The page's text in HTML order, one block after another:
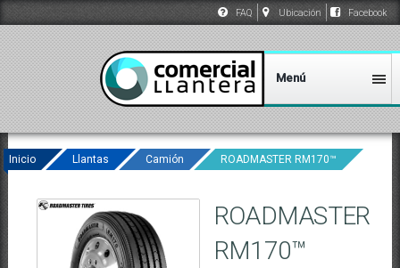
FAQ Ubicación Facebook
Inicio Llantas Camión ROADMASTER RM170™
ROADMASTER
RM170™